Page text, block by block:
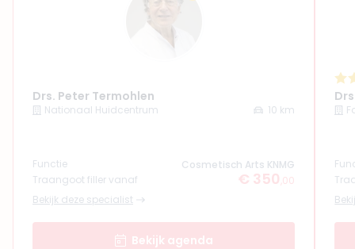
reviews)
4. Drs. Dianne Chantalou
89925225401
Klinieken
Faceland Almere
Bekijk artsprofiel
5. Drs. Donna Limbeek
BIG-nummer 99934408001
Drs. Peter Termohlen
Nationaal Huidcentrum 10 km
Functie
Cosmetisch Arts KNMG
Traangoot filler vanaf
€ 350 ,00
Bekijk deze specialist
Bekijk agenda